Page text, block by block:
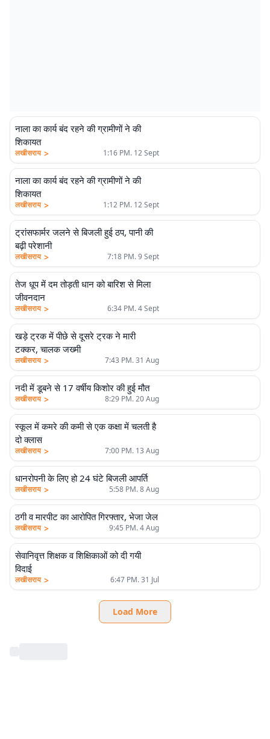
नाला का कार्य बंद रहने की ग्रामीणों ने की
शिकायत
लखीसराय > 1:16 PM. 12 Sept
नाला का कार्य बंद रहने की ग्रामीणों ने की
शिकायत
लखीसराय > 1:12 PM. 12 Sept
ट्रांसफार्मर जलने से बिजली हुई ठप, पानी की
बढ़ी परेशानी
लखीसराय > 7:18 PM. 9 Sept
तेज धूप में दम तोड़ती धान को बारिश से मिला
जीवनदान
लखीसराय > 6:34 PM. 4 Sept
खड़े ट्रक में पीछे से दूसरे ट्रक ने मारी
टक्कर, चालक जख्मी
लखीसराय > 7:43 PM. 31 Aug
नदी में डूबने से 17 वर्षीय किशोर की हुई मौत
लखीसराय > 8:29 PM. 20 Aug
स्कूल में कमरे की कमी से एक कक्षा में चलती है
दो क्लास
लखीसराय > 7:00 PM. 13 Aug
धानरोपनी के लिए हो 24 घंटे बिजली आपर्ति
लखीसराय > 5:58 PM. 8 Aug
ठगी व मारपीट का आरोपित गिरफ्तार, भेजा जेल
लखीसराय > 9:45 PM. 4 Aug
सेवानिवृत्त शिक्षक व शिक्षिकाओं को दी गयी
विदाई
लखीसराय > 6:47 PM. 31 Jul
Load More